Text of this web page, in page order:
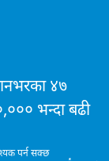
४७
भन्दा बढी
पर्न सक्छ